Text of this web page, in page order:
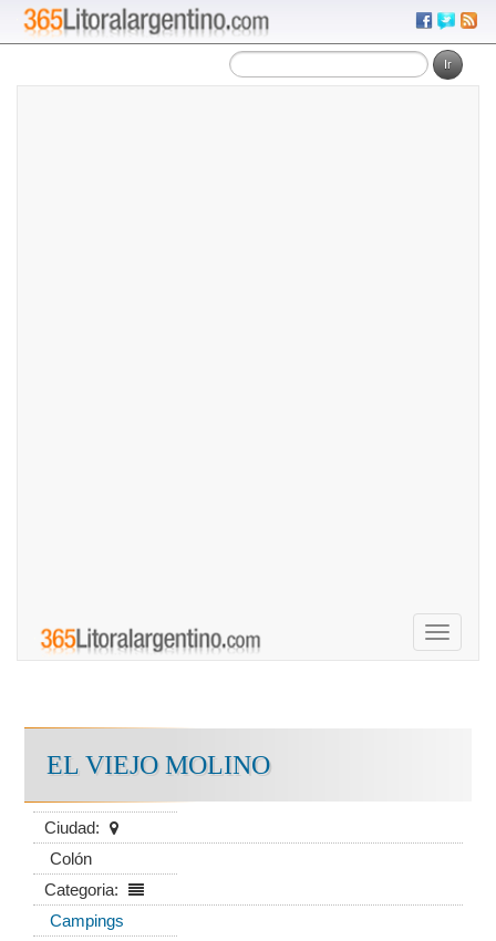
Toggle
EL VIEJO MOLINO
Ciudad:
Colón
Categoria:
Campings